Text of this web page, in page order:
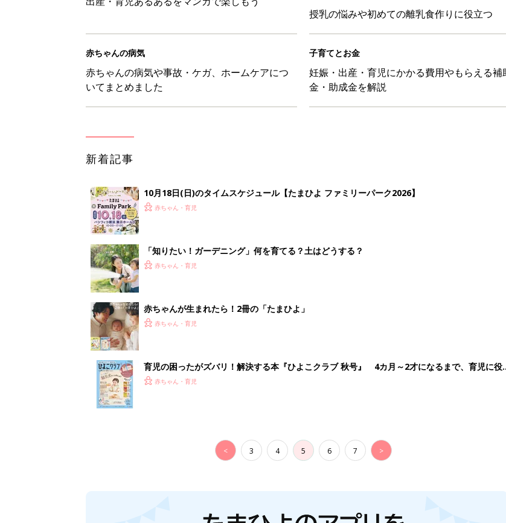
赤ちゃん・育児
「知りたい！ガーデニング」何を育てる？土はどうする？
赤ちゃん・育児
赤ちゃんが生まれたら！2冊の「たまひよ」
< 3 4 5 6 7